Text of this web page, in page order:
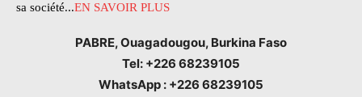
sa société...EN SAVOIR PLUS
PABRE, Ouagadougou, Burkina Faso
Tel: +226 68239105
WhatsApp : +226 68239105